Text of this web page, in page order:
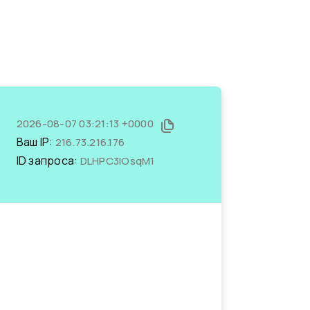
2026-08-07 03:21:13 +0000
Ваш IP: 216.73.216.176
ID запроса: DLHPC3IOsqM1